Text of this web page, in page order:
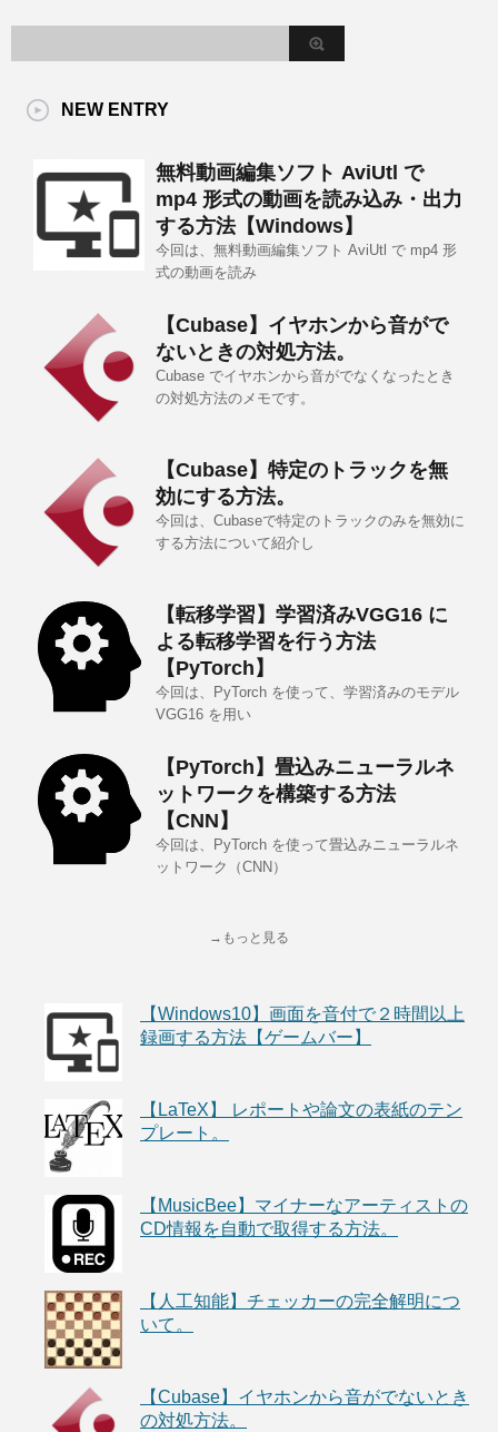
NEW ENTRY
無料動画編集ソフト AviUtl で
mp4 形式の動画を読み込み・出力
する方法【Windows】
今回は、無料動画編集ソフト AviUtl で mp4 形
式の動画を読み
【Cubase】イヤホンから音がで
ないときの対処方法。
Cubase でイヤホンから音がでなくなったとき
の対処方法のメモです。
【Cubase】特定のトラックを無
効にする方法。
今回は、Cubaseで特定のトラックのみを無効に
する方法について紹介し
【転移学習】学習済みVGG16 に
よる転移学習を行う方法
【PyTorch】
今回は、PyTorch を使って、学習済みのモデル
VGG16 を用い
【PyTorch】畳込みニューラルネ
ットワークを構築する方法
【CNN】
今回は、PyTorch を使って畳込みニューラルネ
ットワーク（CNN）
→もっと見る
【Windows10】画面を音付で２時間以上
録画する方法【ゲームバー】
【LaTeX】 レポートや論文の表紙のテン
プレート。
【MusicBee】マイナーなアーティストの
CD情報を自動で取得する方法。
【人工知能】チェッカーの完全解明につ
いて。
【Cubase】イヤホンから音がでないとき
の対処方法。